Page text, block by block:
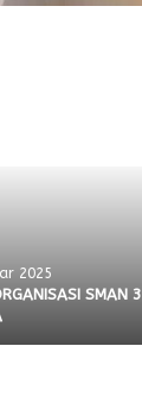
2025
SMAN 3